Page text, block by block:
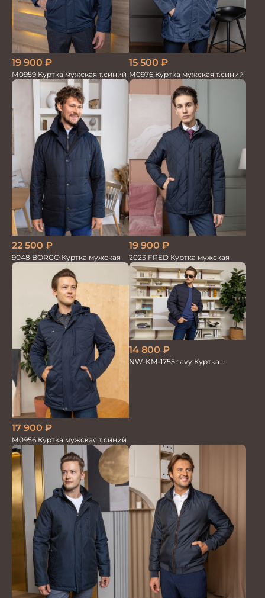
19 900 ₽
М0959 Куртка мужская т.синий
15 500 ₽
М0976 Куртка мужская т.синий
22 500 ₽
9048 BORGO Куртка мужская
19 900 ₽
2023 FRED Куртка мужская
17 900 ₽
М0956 Куртка мужская т.синий
14 800 ₽
NW-KM-1755navy Куртка